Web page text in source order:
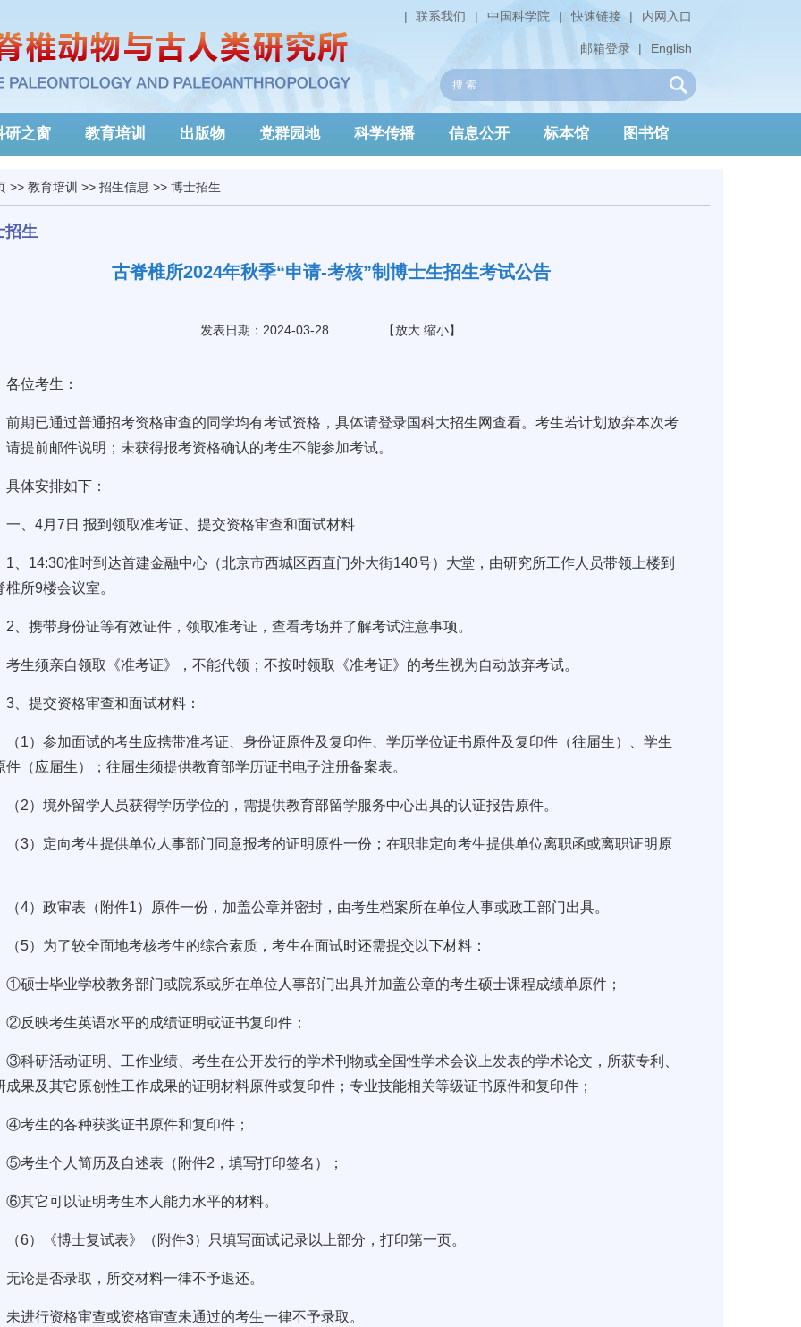
内网入口
|
快速链接
|
中国科学院
|
联系我们
|
English
|
邮箱登录
研之窗 教育培训 出版物 党群园地 科学传播 信息公开 标本馆 图书馆
>> 教育培训 >> 招生信息 >> 博士招生
招生
古脊椎所2024年秋季“申请-考核”制博士生招生考试公告
发表日期：2024-03-28 【放大 缩小】
各位考生：
前期已通过普通招考资格审查的同学均有考试资格，具体请登录国科大招生网查看。考生若计划放弃本次考
请提前邮件说明；未获得报考资格确认的考生不能参加考试。
具体安排如下：
一、4月7日 报到领取准考证、提交资格审查和面试材料
1、14:30准时到达首建金融中心（北京市西城区西直门外大街140号）大堂，由研究所工作人员带领上楼到
椎所9楼会议室。
2、携带身份证等有效证件，领取准考证，查看考场并了解考试注意事项。
考生须亲自领取《准考证》，不能代领；不按时领取《准考证》的考生视为自动放弃考试。
3、提交资格审查和面试材料：
（1）参加面试的考生应携带准考证、身份证原件及复印件、学历学位证书原件及复印件（往届生）、学生
件（应届生）；往届生须提供教育部学历证书电子注册备案表。
（2）境外留学人员获得学历学位的，需提供教育部留学服务中心出具的认证报告原件。
（3）定向考生提供单位人事部门同意报考的证明原件一份；在职非定向考生提供单位离职函或离职证明原
（4）政审表（附件1）原件一份，加盖公章并密封，由考生档案所在单位人事或政工部门出具。
（5）为了较全面地考核考生的综合素质，考生在面试时还需提交以下材料：
①硕士毕业学校教务部门或院系或所在单位人事部门出具并加盖公章的考生硕士课程成绩单原件；
②反映考生英语水平的成绩证明或证书复印件；
③科研活动证明、工作业绩、考生在公开发行的学术刊物或全国性学术会议上发表的学术论文，所获专利、
成果及其它原创性工作成果的证明材料原件或复印件；专业技能相关等级证书原件和复印件；
④考生的各种获奖证书原件和复印件；
⑤考生个人简历及自述表（附件2，填写打印签名）；
⑥其它可以证明考生本人能力水平的材料。
（6）《博士复试表》（附件3）只填写面试记录以上部分，打印第一页。
无论是否录取，所交材料一律不予退还。
未进行资格审查或资格审查未通过的考生一律不予录取。